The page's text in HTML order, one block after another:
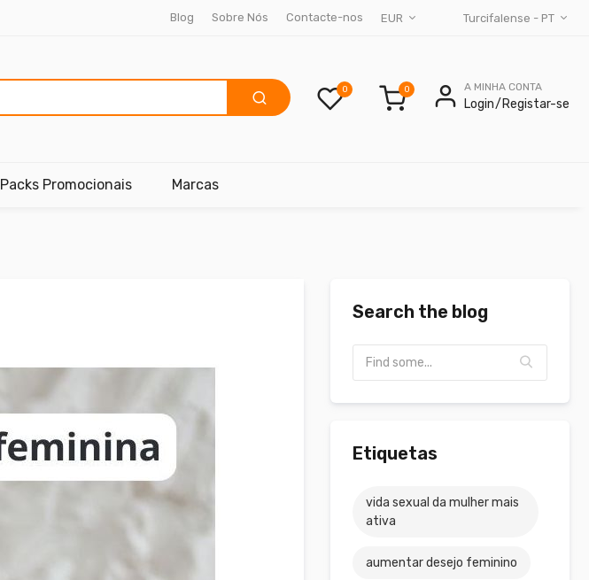
EUR Turcifalense - PT
Blog Sobre Nós Contacte-nos
0 A MINHA CONTA
Login Registar-se
Packs Promocionais Marcas
Search the blog
Etiquetas
vida sexual da mulher mais
ativa
aumentar desejo feminino